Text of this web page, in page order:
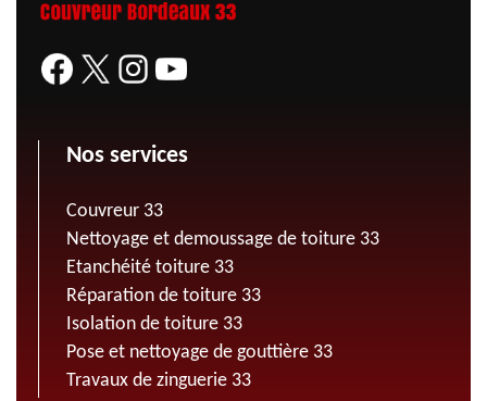
Nos services
Couvreur 33
Nettoyage et demoussage de toiture 33
Etanchéité toiture 33
Réparation de toiture 33
Isolation de toiture 33
Pose et nettoyage de gouttière 33
Travaux de zinguerie 33